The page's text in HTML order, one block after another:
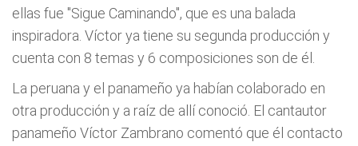
ellas fue "Sigue Caminando", que es una balada
inspiradora. Víctor ya tiene su segunda producción y
cuenta con 8 temas y 6 composiciones son de él.
La peruana y el panameño ya habían colaborado en
otra producción y a raíz de allí conoció. El cantautor
panameño Víctor Zambrano comentó que él contacto